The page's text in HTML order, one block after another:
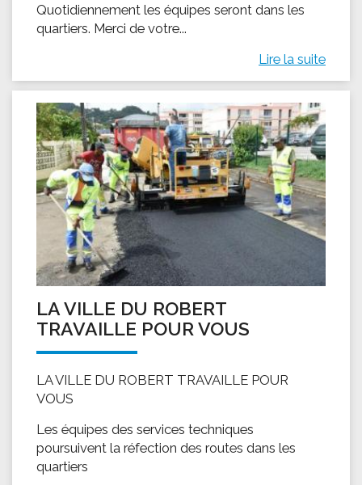
Quotidiennement les équipes seront dans les
quartiers. Merci de votre...
Lire la suite
LA VILLE DU ROBERT
TRAVAILLE POUR VOUS
LA VILLE DU ROBERT TRAVAILLE POUR
VOUS
Les équipes des services techniques
poursuivent la réfection des routes dans les
quartiers